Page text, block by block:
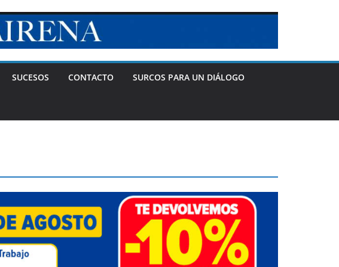
SUCESOS CONTACTO SURCOS PARA UN DIÁLOGO